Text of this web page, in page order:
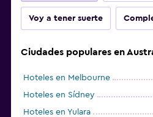
Voy a tener suerte
Ciudades populares en
Hoteles en Melbourne
Hoteles en Sídney
Hoteles en Yulara